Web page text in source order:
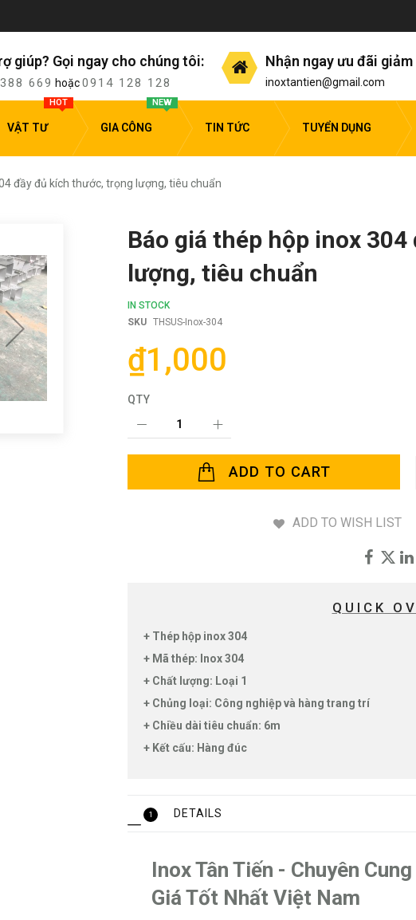
giúp? Gọi ngay cho chúng tôi:
669 hoặc0914 128 128
Nhận ngay ưu đãi
inoxtantien@gmail.com
VẬT TƯ
HOT
GIA CÔNG
NEW
TIN TỨC TUYỂN DỤNG
đầy đủ kích thước, trọng lượng, tiêu chuẩn
Báo giá thép hộp inox
lượng, tiêu chuẩn
IN STOCK
SKU THSUS-Inox-304
₫1,000
QTY
ADD TO CART
ADD TO WISH LIST
QUICK
+ Thép hộp inox 304
+ Mã thép: Inox 304
+ Chất lượng: Loại 1
+ Chủng loại: Công nghiệp và hàng trang trí
+ Chiều dài tiêu chuẩn: 6m
+ Kết cấu: Hàng đúc
1 DETAILS
Inox Tân Tiến - Chuyên
Giá Tốt Nhất Việt Nam